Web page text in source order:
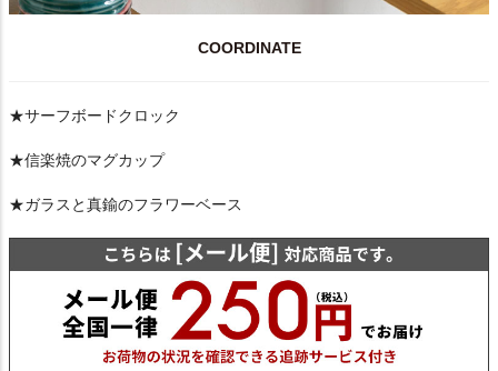
COORDINATE
★サーフボードクロック
★信楽焼のマグカップ
★ガラスと真鍮のフラワーベース